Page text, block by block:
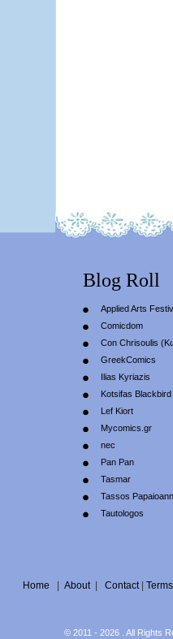
Blog Roll
Applied Arts
Comicdom
Con Chrisoulis
GreekComics
Ilias Kyriazis
Kotsifas Blackbird
Lef Kiort
Mycomics.gr
nec
Pan Pan
Tasmar
Tassos
Tautologos
Home About| Contact| Terms
© 2011 - 2026 . All Rights